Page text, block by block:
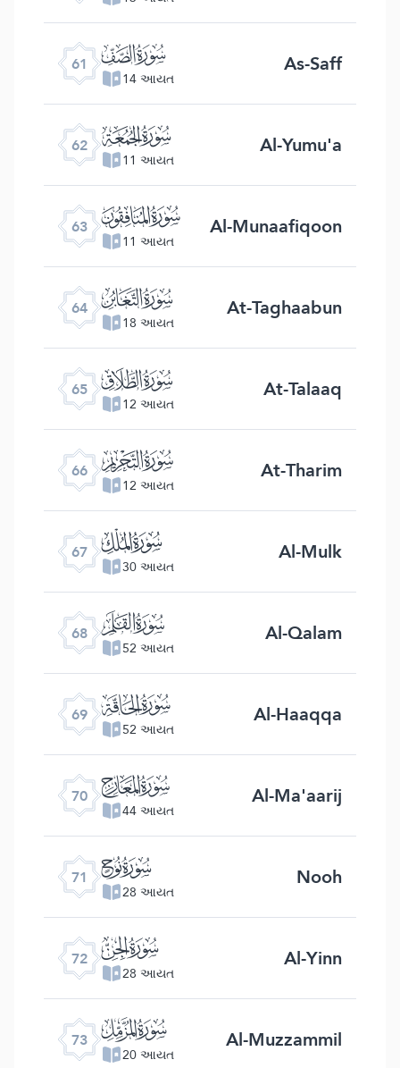
61 ﯪ
14 આયત As-Saff
62 ﯫ
11 આયત Al-Yumu'a
63 ﯬ
11 આયત Al-Munaafiqoon
64 ﯭ
18 આયત At-Taghaabun
65 ﯮ
12 આયત At-Talaaq
66 ﯯ
12 આયત At-Tharim
67 ﯰ
30 આયત Al-Mulk
68 ﯱ
52 આયત Al-Qalam
69 ﯲ
52 આયત Al-Haaqqa
70 ﯳ
44 આયત Al-Ma'aarij
71 ﯴ
28 આયત Nooh
72 ﯵ
28 આયત Al-Yinn
73 ﯶ
20 આયત Al-Muzzammil